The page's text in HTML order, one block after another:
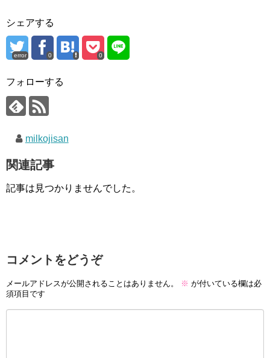
シェアする
error 0 0
フォローする
milkojisan
関連記事
記事は見つかりませんでした。
コメントをどうぞ
メールアドレスが公開されることはありません。 ※ が付いている欄は必
須項目です